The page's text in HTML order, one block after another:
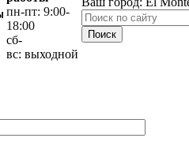
пн-пт: 9:00-
18:00
сб-
вс: выходной